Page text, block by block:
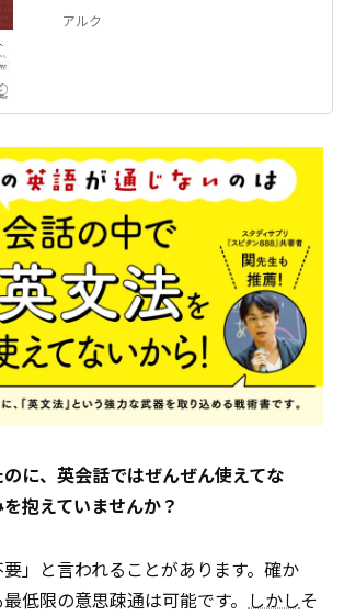
アルク
のに、英会話ではぜんぜん使えてな
を抱えていませんか？
要」と言われることがあります。確か
低限の意思疎通は可能です。 しかしそ